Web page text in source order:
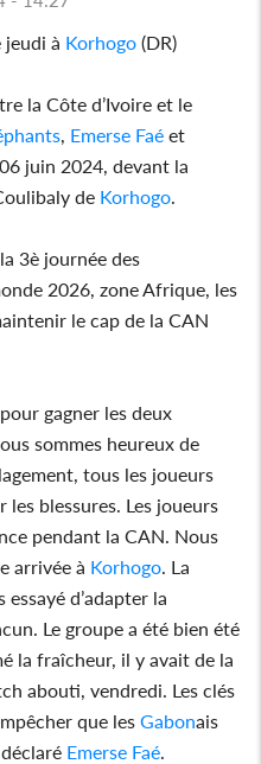
jeudi à Korhogo (DR)
la Côte d’Ivoire et le
Emerse Faé et
juin 2024, devant la
de Korhogo
3è journée des
2026, zone Afrique, les
le cap de la CAN
gagner les deux
sommes heureux de
tous les joueurs
les blessures. Les joueurs
pendant la CAN. Nous
arrivée à Korhogo . La
d’adapter la
Le groupe a été bien été
la fraîcheur, il y avait de la
abouti, vendredi. Les clés
que lesGabonais
Emerse Faé